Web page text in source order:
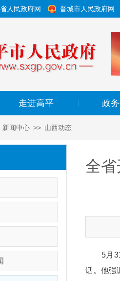
人民政府网 晋城市人民政府网
走进高平 政
新闻中心 >> 山西动态
全
5月31
话。他强